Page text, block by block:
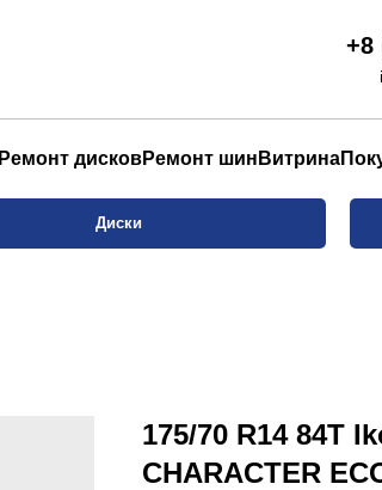
+8
Ремонт дисковРемонт шин Витрина
Диски
175/70 R14 84T
CHARACTER